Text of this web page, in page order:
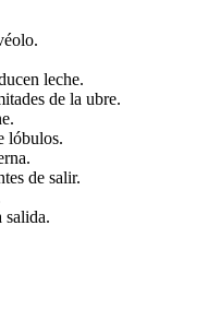
leche.
de la ubre.
lóbulos.
de salir.
salida.